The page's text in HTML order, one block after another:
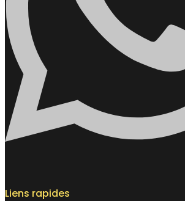
Liens rapides